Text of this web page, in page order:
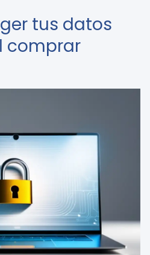
tus datos
comprar